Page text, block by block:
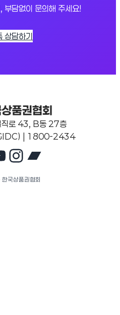
부담없이 문의해 주세요!
상담하기
직로 43, B동 27층
| 1800-2434
Instagram
국상품권협회